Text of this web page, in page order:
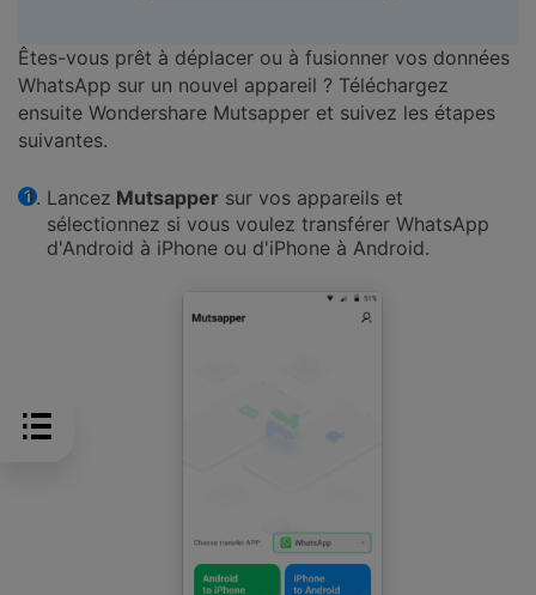
Êtes-vous prêt à déplacer ou à fusionner vos données
WhatsApp sur un nouvel appareil ? Téléchargez
ensuite Wondershare Mutsapper et suivez les étapes
suivantes.
Lancez Mutsapper sur vos appareils et
sélectionnez si vous voulez transférer WhatsApp
d'Android à iPhone ou d'iPhone à Android.